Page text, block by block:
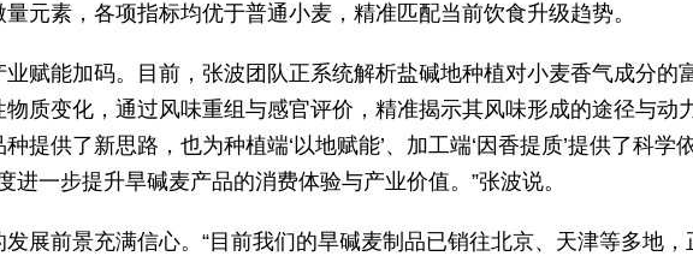
元素，各项指标均优于普通小麦，精准匹配当前饮食升级趋势。
赋能加码。目前，张波团队正系统解析盐碱地种植对小麦香气成分的
质变化，通过风味重组与感官评价，精准揭示其风味形成的途径与动
提供了新思路，也为种植端‘以地赋能’、加工端‘因香提质’提供了科学
一步提升旱碱麦产品的消费体验与产业价值。”张波说。
展前景充满信心。“目前我们的旱碱麦制品已销往北京、天津等多地